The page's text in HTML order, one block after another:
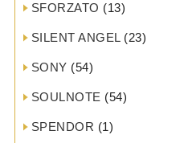
SFORZATO (13)
SILENT ANGEL(23)
SONY (54)
SOULNOTE (54)
SPENDOR (1)